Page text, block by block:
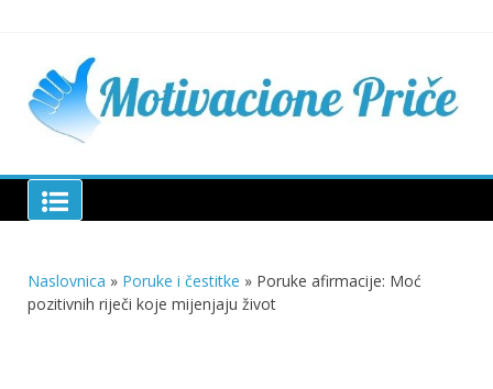
Motivacione Priče
Naslovnica » Poruke i čestitke » Poruke afirmacije: Moć
pozitivnih riječi koje mijenjaju život